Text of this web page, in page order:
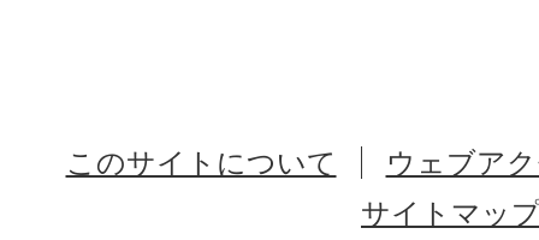
このサイトについて
ウェブア
サイトマッ